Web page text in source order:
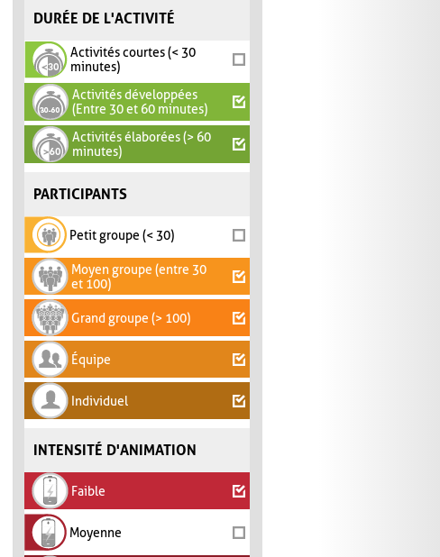
DURÉE DE L'ACTIVITÉ
Activités courtes (< 30
minutes)
Activités développées
(Entre 30 et 60 minutes)
Activités élaborées (> 60
minutes)
PARTICIPANTS
Petit groupe (< 30)
Moyen groupe (entre 30
et 100)
Grand groupe (> 100)
Équipe
Individuel
INTENSITÉ D'ANIMATION
Faible
Moyenne